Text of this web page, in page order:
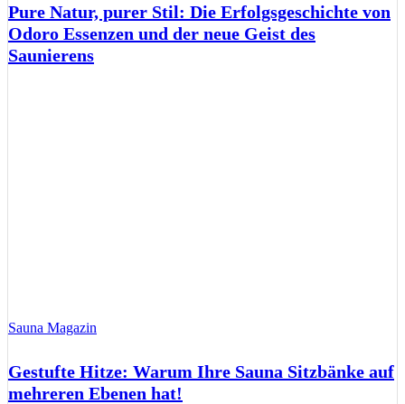
Pure Natur, purer Stil: Die Erfolgsgeschichte von
Odoro Essenzen und der neue Geist des
Saunierens
Sauna Magazin
Gestufte Hitze: Warum Ihre Sauna Sitzbänke auf
mehreren Ebenen hat!